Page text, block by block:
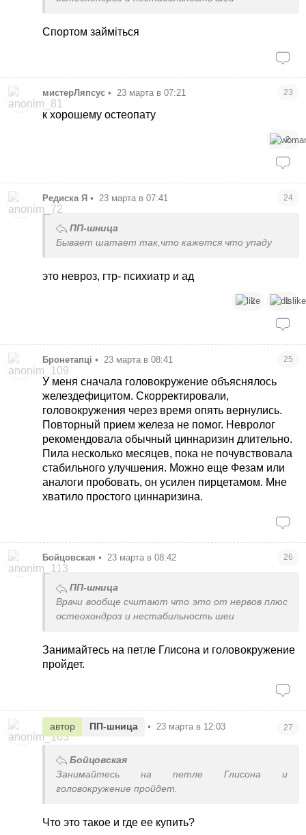
Спортом займіться
мистерЛяпсус • 23 марта в 07:21 23
к хорошему остеопату
2
Редиска Я • 23 марта в 07:41 24
ПП-шница
Бывает шатает так,что кажется что упаду
это невроз, гтр- психиатр и ад
2 1
Бронетапці • 23 марта в 08:41 25
У меня сначала головокружение объяснялось
желездефицитом. Скорректировали,
головокружения через время опять вернулись.
Повторный прием железа не помог. Невролог
рекомендовала обычный циннаризин длительно.
Пила несколько месяцев, пока не почувствовала
стабильного улучшения. Можно еще Фезам или
аналоги пробовать, он усилен пирцетамом. Мне
хватило простого циннаризина.
Бойцовская • 23 марта в 08:42 26
ПП-шница
Врачи вообще считают что это от нервов плюс
остеохондроз и нестабильность шеи
Занимайтесь на петле Глисона и головокружение
пройдет.
автор ПП-шница • 23 марта в 12:03 27
Бойцовская
Занимайтесь на петле Глисона и
головокружение пройдет.
Что это такое и где ее купить?